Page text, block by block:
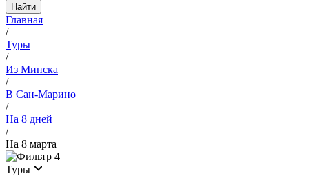
Найти
Главная
/
Туры
/
Из Минска
/
В Сан-Марино
/
На 8 дней
/
На 8 марта
4
Туры